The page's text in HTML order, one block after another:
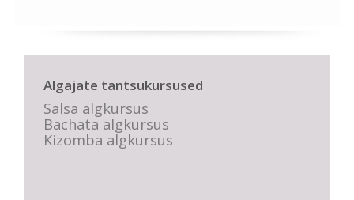
Algajate tantsukursused
Salsa algkursus
Bachata algkursus
Kizomba algkursus